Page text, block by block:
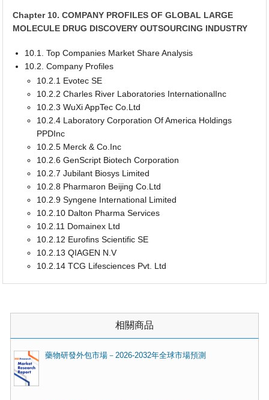
Chapter 10. COMPANY PROFILES OF GLOBAL LARGE
MOLECULE DRUG DISCOVERY OUTSOURCING INDUSTRY
10.1. Top Companies Market Share Analysis
10.2. Company Profiles
10.2.1 Evotec SE
10.2.2 Charles River Laboratories InternationalInc
10.2.3 WuXi AppTec Co.Ltd
10.2.4 Laboratory Corporation Of America Holdings
PPDInc
10.2.5 Merck & Co.Inc
10.2.6 GenScript Biotech Corporation
10.2.7 Jubilant Biosys Limited
10.2.8 Pharmaron Beijing Co.Ltd
10.2.9 Syngene International Limited
10.2.10 Dalton Pharma Services
10.2.11 Domainex Ltd
10.2.12 Eurofins Scientific SE
10.2.13 QIAGEN N.V
10.2.14 TCG Lifesciences Pvt. Ltd
相關商品
藥物研發外包市場－2026-2032年全球市場預測